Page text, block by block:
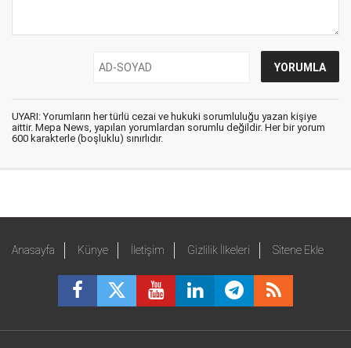
UYARI: Yorumların her türlü cezai ve hukuki sorumluluğu yazan kişiye
aittir. Mepa News, yapılan yorumlardan sorumlu değildir. Her bir yorum
600 karakterle (boşluklu) sınırlıdır.
Anasayfa Künye İletişim Gizlilik İlkeleri Sitene Ekle